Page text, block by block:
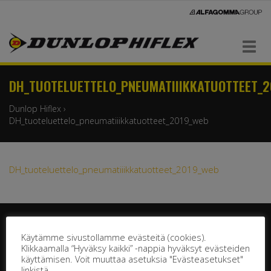
Navigaatio
Dunlop Hiflex ›
DH_tuoteluettelo_pneumatiiikkatuotteet_2019_web
DH_tuoteluettelo_pneumatiiikkatuotteet_2019_web
Käytämme sivustollamme evästeitä (cookies).
Klikkaamalla “Hyväksy kaikki” -nappia hyväksyt evästeiden
käyttämisen. Voit muuttaa asetuksia "Evästeasetukset"